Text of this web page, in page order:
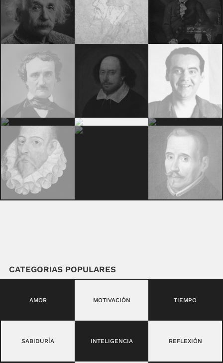
CATEGORIAS POPULARES
AMOR MOTIVACIÓN TIEMPO
SABIDURÍA INTELIGENCIA REFLEXIÓN